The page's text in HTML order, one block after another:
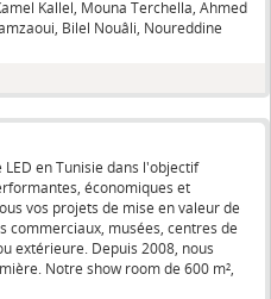
Kallel, Mouna Terchella, Ahmed
Bilel Nouâli, Noureddine
LED en Tunisie dans l'objectif
économiques et
vos projets de mise en valeur de
commerciaux, musées, centres de
extérieure. Depuis 2008, nous
Notre show room de 600 m²,